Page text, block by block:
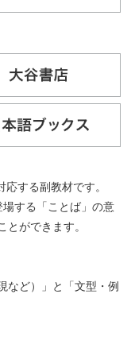
応する副教材です。
する「ことば」の意
ができます。
など）」と「文型・例